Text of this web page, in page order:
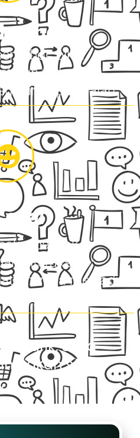
bikin
pun terbentuk
penjualan
banyak
interaksi,
mereka menjadi
tertarik, saya
akan saya